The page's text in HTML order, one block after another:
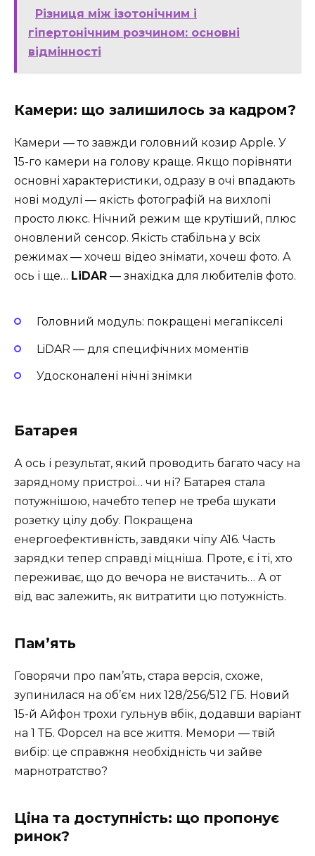
Різниця між ізотонічним і
гіпертонічним розчином: основні
відмінності
Камери: що залишилось за кадром?
Камери — то завжди головний козир Apple. У
15-го камери на голову краще. Якщо порівняти
основні характеристики, одразу в очі впадають
нові модулі — якість фотографій на вихлопі
просто люкс. Нічний режим ще крутіший, плюс
оновлений сенсор. Якість стабільна у всіх
режимах — хочеш відео знімати, хочеш фото. А
ось і ще… LiDAR — знахідка для любителів фото.
Головний модуль: покращені мегапікселі
LiDAR — для специфічних моментів
Удосконалені нічні знімки
Батарея
А ось і результат, який проводить багато часу на
зарядному пристрої… чи ні? Батарея стала
потужнішою, начебто тепер не треба шукати
розетку цілу добу. Покращена
енергоефективність, завдяки чіпу A16. Часть
зарядки тепер справді міцніша. Проте, є і ті, хто
переживає, що до вечора не вистачить… А от
від вас залежить, як витратити цю потужність.
Пам’ять
Говорячи про пам’ять, стара версія, схоже,
зупинилася на об’єм них 128/256/512 ГБ. Новий
15-й Айфон трохи гульнув вбік, додавши варіант
на 1 ТБ. Форсел на все життя. Мемори — твій
вибір: це справжня необхідність чи зайве
марнотратство?
Ціна та доступність: що пропонує
ринок?